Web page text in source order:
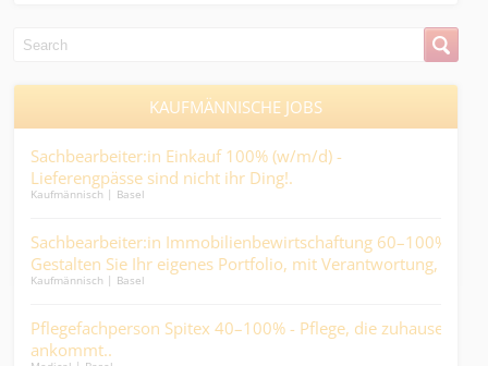
KAUFMÄNNISCHE JOBS
Sachbearbeiter:in Einkauf 100% (w/m/d) -
Lieferengpässe sind nicht ihr Ding!.
Kaufmännisch | Basel
Sachbearbeiter:in Immobilienbewirtschaftung 60–100% -
Gestalten Sie Ihr eigenes Portfolio, mit Verantwortung,
Abwechslung und direktem Kundenkontakt.
Kaufmännisch | Basel
Pflegefachperson Spitex 40–100% - Pflege, die zuhause
ankommt..